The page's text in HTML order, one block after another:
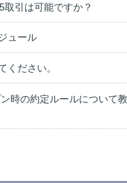
引は可能ですか？
ュール
ください。
時の約定ルールについて